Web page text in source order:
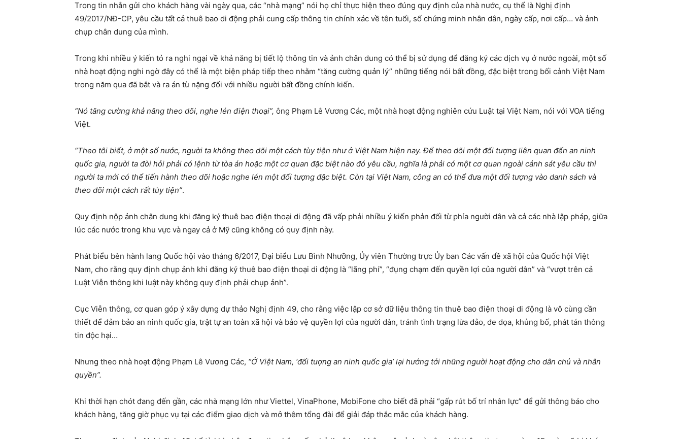
Trong tin nhắn gửi cho khách hàng vài ngày qua, các “nhà mạng” nói họ chỉ thực hiện theo đúng quy định của nhà nước, cụ thể là Nghị định
49/2017/NĐ-CP, yêu cầu tất cả thuê bao di động phải cung cấp thông tin chính xác về tên tuổi, số chứng minh nhân dân, ngày cấp, nơi cấp… và ảnh
chụp chân dung của mình.
Trong khi nhiều ý kiến tỏ ra nghi ngại về khả năng bị tiết lộ thông tin và ảnh chân dung có thể bị sử dụng để đăng ký các dịch vụ ở nước ngoài, một số
nhà hoạt động nghi ngờ đây có thể là một biện pháp tiếp theo nhằm “tăng cường quản lý” những tiếng nói bất đồng, đặc biệt trong bối cảnh Việt Nam
trong năm qua đã bắt và ra án tù nặng đối với nhiều người bất đồng chính kiến.
“Nó tăng cường khả năng theo dõi, nghe lén điện thoại”, ông Phạm Lê Vương Các, một nhà hoạt động nghiên cứu Luật tại Việt Nam, nói với VOA tiếng
Việt.
“Theo tôi biết, ở một số nước, người ta không theo dõi một cách tùy tiện như ở Việt Nam hiện nay. Để theo dõi một đối tượng liên quan đến an ninh
quốc gia, người ta đòi hỏi phải có lệnh từ tòa án hoặc một cơ quan đặc biệt nào đó yêu cầu, nghĩa là phải có một cơ quan ngoài cảnh sát yêu cầu thì
người ta mới có thể tiến hành theo dõi hoặc nghe lén một đối tượng đặc biệt. Còn tại Việt Nam, công an có thể đưa một đối tượng vào danh sách và
theo dõi một cách rất tùy tiện”.
Quy định nộp ảnh chân dung khi đăng ký thuê bao điện thoại di động đã vấp phải nhiều ý kiến phản đối từ phía người dân và cả các nhà lập pháp, giữa
lúc các nước trong khu vực và ngay cả ở Mỹ cũng không có quy định này.
Phát biểu bên hành lang Quốc hội vào tháng 6/2017, Đại biểu Lưu Bình Nhưỡng, Ủy viên Thường trực Ủy ban Các vấn đề xã hội của Quốc hội Việt
Nam, cho rằng quy định chụp ảnh khi đăng ký thuê bao điện thoại di động là “lãng phí”, “đụng chạm đến quyền lợi của người dân” và “vượt trên cả
Luật Viễn thông khi luật này không quy định phải chụp ảnh”.
Cục Viễn thông, cơ quan góp ý xây dựng dự thảo Nghị định 49, cho rằng việc lập cơ sở dữ liệu thông tin thuê bao điện thoại di động là vô cùng cần
thiết để đảm bảo an ninh quốc gia, trật tự an toàn xã hội và bảo vệ quyền lợi của người dân, tránh tình trạng lừa đảo, đe dọa, khủng bố, phát tán thông
tin độc hại…
Nhưng theo nhà hoạt động Phạm Lê Vương Các, “Ở Việt Nam, ‘đối tượng an ninh quốc gia’ lại hướng tới những người hoạt động cho dân chủ và nhân
quyền”.
Khi thời hạn chót đang đến gần, các nhà mạng lớn như Viettel, VinaPhone, MobiFone cho biết đã phải “gấp rút bố trí nhân lực” để gửi thông báo cho
khách hàng, tăng giờ phục vụ tại các điểm giao dịch và mở thêm tổng đài để giải đáp thắc mắc của khách hàng.